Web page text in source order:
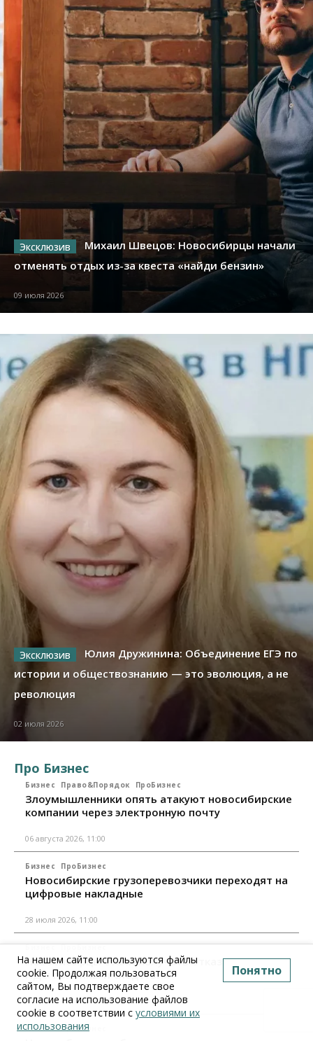
Михаил Швецов: Новосибирцы начали
отменять отдых из-за квеста «найди бензин»
09 июля 2026
Юлия Дружинина: Объединение ЕГЭ по
истории и обществознанию — это эволюция, а не
революция
02 июля 2026
Про Бизнес
Бизнес Право&Порядок ПроБизнес
Злоумышленники опять атакуют новосибирские
компании через электронную почту
06 августа 2026, 11:00
Бизнес ПроБизнес
Новосибирские грузоперевозчики переходят на
цифровые накладные
28 июля 2026, 11:00
Бизнес ПроБизнес
Новосибирцы стали получать отказ в вычете по
НДС: причины и следствия
24 июля 2026, 10:30
Бизнес ПроБизнес
На нашем сайте используются файлы
cookie. Продолжая пользоваться
сайтом, Вы подтверждаете свое
согласие на использование файлов
cookie в соответствии с условиями их
использования
Понятно